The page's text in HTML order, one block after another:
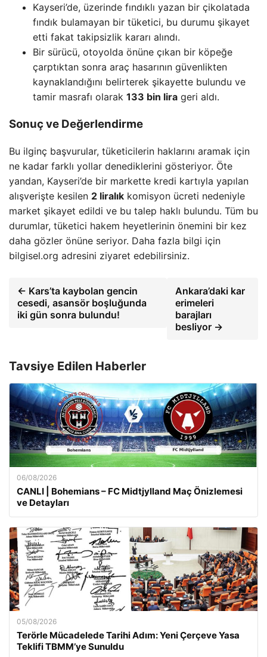
Kayseri’de, üzerinde fındıklı yazan bir çikolatada
fındık bulamayan bir tüketici, bu durumu şikayet
etti fakat takipsizlik kararı alındı.
Bir sürücü, otoyolda önüne çıkan bir köpeğe
çarptıktan sonra araç hasarının güvenlikten
kaynaklandığını belirterek şikayette bulundu ve
tamir masrafı olarak 133 bin lira geri aldı.
Sonuç ve Değerlendirme
Bu ilginç başvurular, tüketicilerin haklarını aramak için
ne kadar farklı yollar denediklerini gösteriyor. Öte
yandan, Kayseri’de bir markette kredi kartıyla yapılan
alışverişte kesilen 2 liralık komisyon ücreti nedeniyle
market şikayet edildi ve bu talep haklı bulundu. Tüm bu
durumlar, tüketici hakem heyetlerinin önemini bir kez
daha gözler önüne seriyor. Daha fazla bilgi için
bilgisel.org adresini ziyaret edebilirsiniz.
← Kars’ta kaybolan gencin
cesedi, asansör boşluğunda
iki gün sonra bulundu!
Ankara’daki kar
erimeleri
barajları
besliyor →
Tavsiye Edilen Haberler
06/08/2026
CANLI | Bohemians – FC Midtjylland Maç Önizlemesi
ve Detayları
05/08/2026
Terörle Mücadelede Tarihi Adım: Yeni Çerçeve Yasa
Teklifi TBMM’ye Sunuldu